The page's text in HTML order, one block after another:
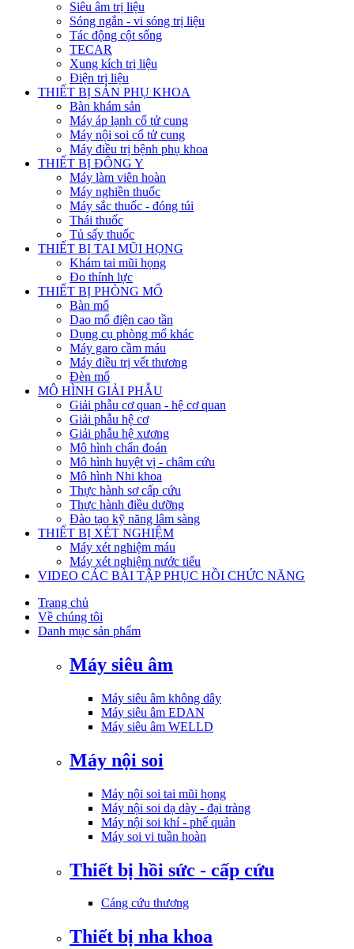
Siêu âm trị liệu
Sóng ngắn - vi sóng trị liệu
Tác động cột sống
TECAR
Xung kích trị liệu
Điện trị liệu
THIẾT BỊ SẢN PHỤ KHOA
Bàn khám sản
Máy áp lạnh cổ tử cung
Máy nội soi cổ tử cung
Máy điều trị bệnh phụ khoa
THIẾT BỊ ĐÔNG Y
Máy làm viên hoàn
Máy nghiền thuốc
Máy sắc thuốc - đóng túi
Thái thuốc
Tủ sấy thuốc
THIẾT BỊ TAI MŨI HỌNG
Khám tai mũi họng
Đo thính lực
THIẾT BỊ PHÒNG MỔ
Bàn mổ
Dao mổ điện cao tần
Dụng cụ phòng mổ khác
Máy garo cầm máu
Máy điều trị vết thương
Đèn mổ
MÔ HÌNH GIẢI PHẪU
Giải phẫu cơ quan - hệ cơ quan
Giải phẫu hệ cơ
Giải phẫu hệ xương
Mô hình chẩn đoán
Mô hình huyệt vị - châm cứu
Mô hình Nhi khoa
Thực hành sơ cấp cứu
Thực hành điều dưỡng
Đào tạo kỹ năng lâm sàng
THIẾT BỊ XÉT NGHIỆM
Máy xét nghiệm máu
Máy xét nghiệm nước tiểu
VIDEO CÁC BÀI TẬP PHỤC HỒI CHỨC NĂNG
Trang chủ
Về chúng tôi
Danh mục sản phẩm
Máy siêu âm
Máy siêu âm không dây
Máy siêu âm EDAN
Máy siêu âm WELLD
Máy nội soi
Máy nội soi tai mũi họng
Máy nội soi dạ dày - đại tràng
Máy nội soi khí - phế quản
Máy soi vi tuần hoàn
Thiết bị hồi sức - cấp cứu
Cáng cứu thương
Thiết bị nha khoa